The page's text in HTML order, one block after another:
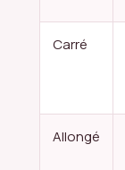
Carré
Allongé